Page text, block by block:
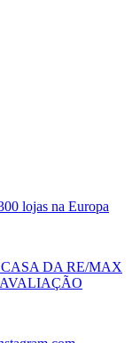
lojas na Europa
DA RE/MAX